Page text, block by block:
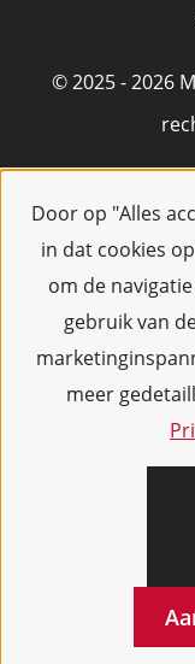
Door op "Alles
in dat cookies
om de
gebruik van
meer
© 2025 - 2026